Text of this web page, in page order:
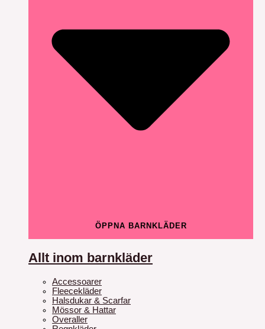
ÖPPNA BARNKLÄDER
Allt inom barnkläder
Accessoarer
Fleecekläder
Halsdukar & Scarfar
Mössor & Hattar
Overaller